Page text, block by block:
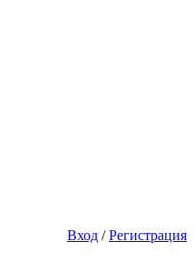
Вход /Регистрация